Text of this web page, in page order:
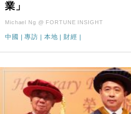
業」
Michael Ng @ FORTUNE INSIGHT
中國 |專訪 | 本地 | 財經 |